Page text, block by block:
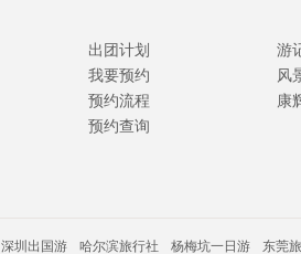
出团计划
我要预约
预约流程
预约查询
游
风
康
深圳出国游 哈尔滨旅行社 杨梅坑一日游 东莞